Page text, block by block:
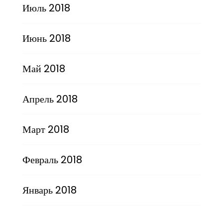
Июль 2018
Июнь 2018
Май 2018
Апрель 2018
Март 2018
Февраль 2018
Январь 2018